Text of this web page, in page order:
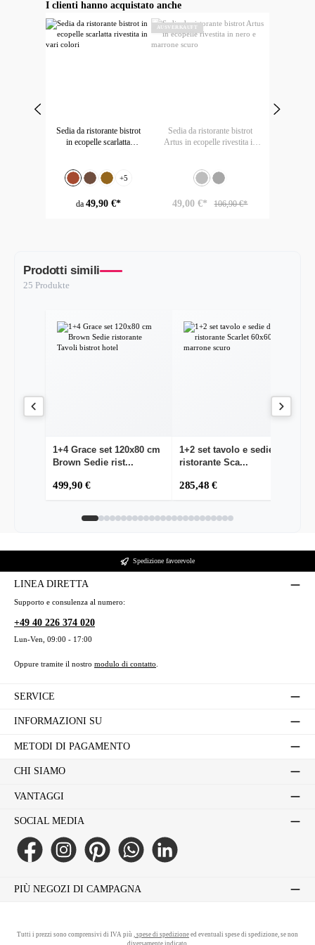
Salta la galleria dei prodotti
I clienti hanno acquistato anche
Sedia da ristorante bistrot
in ecopelle scarlatta
Seleziona
Colore
KupferMarrone scuro
Altbraun
+5
da 49,90 €*
AUSVERKAUFT
Sedia da ristorante bistrot
Artus in ecopelle rivestita in
Seleziona
Finta pelle - Nero
(Questa opzione non è al momento
Finta pelle - marrone scuro
49,00 €* 106,90 €*
Prodotti simili
25 Produkte
1+4 Grace set 120x80 cm
Brown Sedie rist...
499,90 €
1+2 set tavolo e sedie da
ristorante Sca...
285,48 €
Spedizione favorevole
LINEA DIRETTA
Supporto e consulenza al numero:
+49 40 226 374 020
Lun-Ven, 09:00 - 17:00
Oppure tramite il nostro modulo di contatto
SERVICE
INFORMAZIONI SU
METODI DI PAGAMENTO
CHI SIAMO
VANTAGGI
SOCIAL MEDIA
Facebook Instagram Pinterest WhatsApp LinkedIn
PIÙ NEGOZI DI CAMPAGNA
Tutti i prezzi sono comprensivi di IVA più , spese di spedizione ed eventuali spese di spedizione, se non
diversamente indicato.